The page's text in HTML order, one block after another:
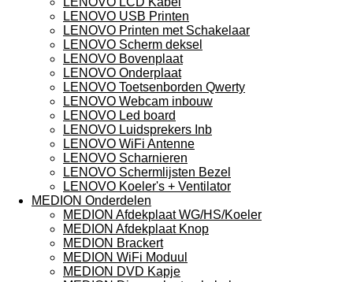
LENOVO USB Printen
LENOVO Printen met Schakelaar
LENOVO Scherm deksel
LENOVO Bovenplaat
LENOVO Onderplaat
LENOVO Toetsenborden Qwerty
LENOVO Webcam inbouw
LENOVO Led board
LENOVO Luidsprekers Inb
LENOVO WiFi Antenne
LENOVO Scharnieren
LENOVO Schermlijsten Bezel
LENOVO Koeler's + Ventilator
MEDION Onderdelen
MEDION Afdekplaat WG/HS/Koeler
MEDION Afdekplaat Knop
MEDION Brackert
MEDION WiFi Moduul
MEDION DVD Kapje